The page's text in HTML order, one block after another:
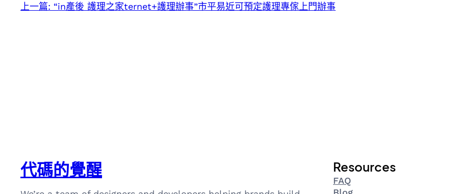
上一篇: “in產後 護理之家ternet+護理辦事”市平易近可預定護理專傢上門辦事
代碼的覺醒 Resources
FAQ